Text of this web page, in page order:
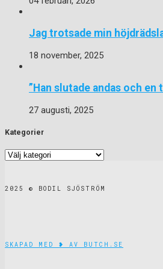
Jag trotsade min
18 november, 2025
”Han slutade andas och en
27 augusti, 2025
Kategorier
Kategorier
2025 © BODIL SJÖSTRÖM
SKAPAD MED ❥ AV BUTCH.SE